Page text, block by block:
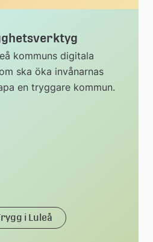
kommuns digitala
ska öka invånarnas
en tryggare kommun.
i Luleå